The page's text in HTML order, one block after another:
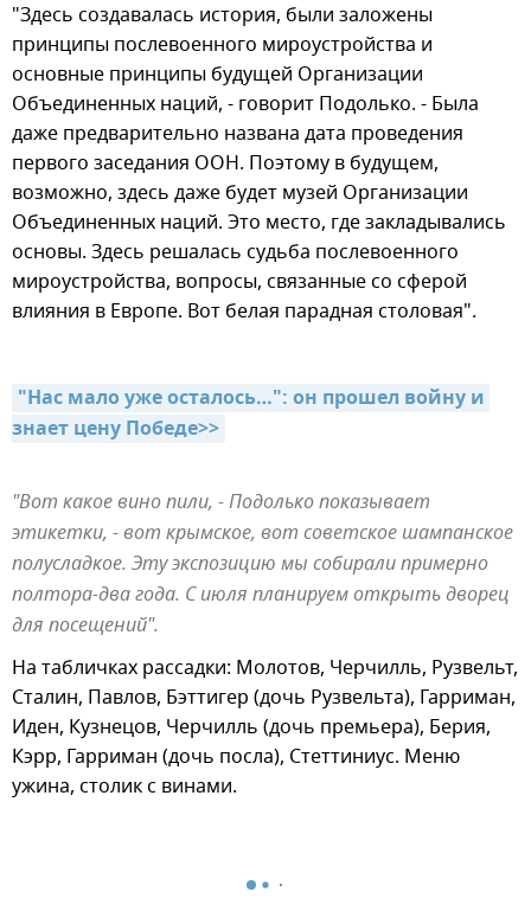
"Здесь создавалась история, были заложены
принципы послевоенного мироустройства и
основные принципы будущей Организации
Объединенных наций, - говорит Подолько. - Была
даже предварительно названа дата проведения
первого заседания ООН. Поэтому в будущем,
возможно, здесь даже будет музей Организации
Объединенных наций. Это место, где закладывались
основы. Здесь решалась судьба послевоенного
мироустройства, вопросы, связанные со сферой
влияния в Европе. Вот белая парадная столовая".
"Нас мало уже осталось…": он прошел войну и
знает цену Победе>>
"Вот какое вино пили, - Подолько показывает
этикетки, - вот крымское, вот советское шампанское
полусладкое. Эту экспозицию мы собирали примерно
полтора-два года. С июля планируем открыть дворец
для посещений".
На табличках рассадки: Молотов, Черчилль, Рузвельт,
Сталин, Павлов, Бэттигер (дочь Рузвельта), Гарриман,
Иден, Кузнецов, Черчилль (дочь премьера), Берия,
Кэрр, Гарриман (дочь посла), Стеттиниус. Меню
ужина, столик с винами.